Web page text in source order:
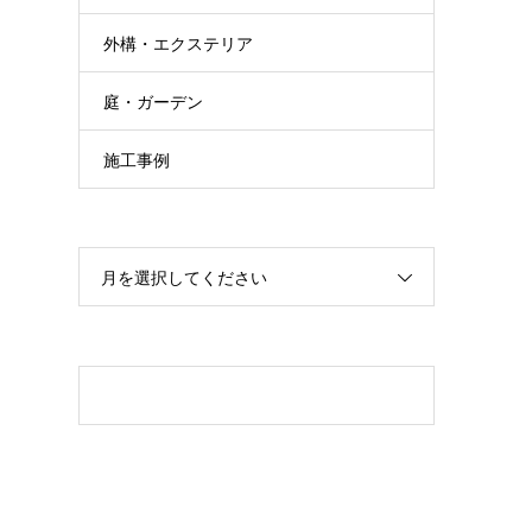
外構・エクステリア
庭・ガーデン
施工事例
月を選択してください